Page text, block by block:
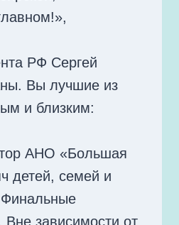
РФ Сергей
Вы лучшие из
и близким:
АНО «Большая
детей, семей и
Финальные
зависимости от